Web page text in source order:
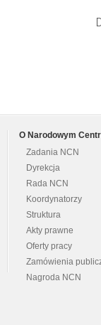
O Narodowym
Zadania NCN
Dyrekcja
Rada NCN
Koordynatorzy
Struktura
Akty prawne
Oferty pracy
Zamówienia
Nagroda NCN